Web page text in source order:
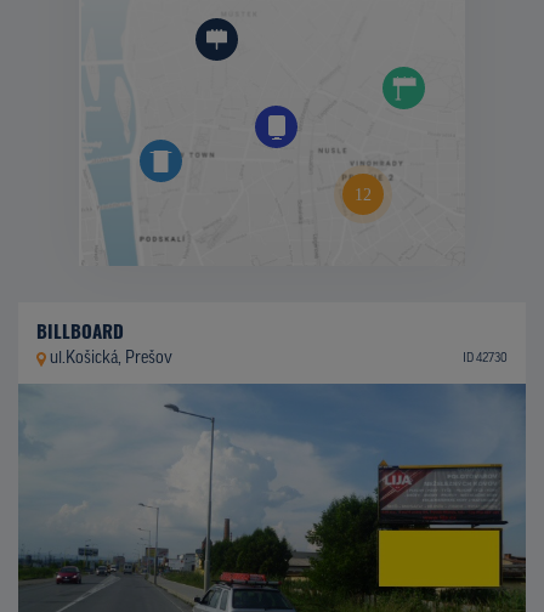
BILLBOARD
ul.Košická, Prešov ID 42730